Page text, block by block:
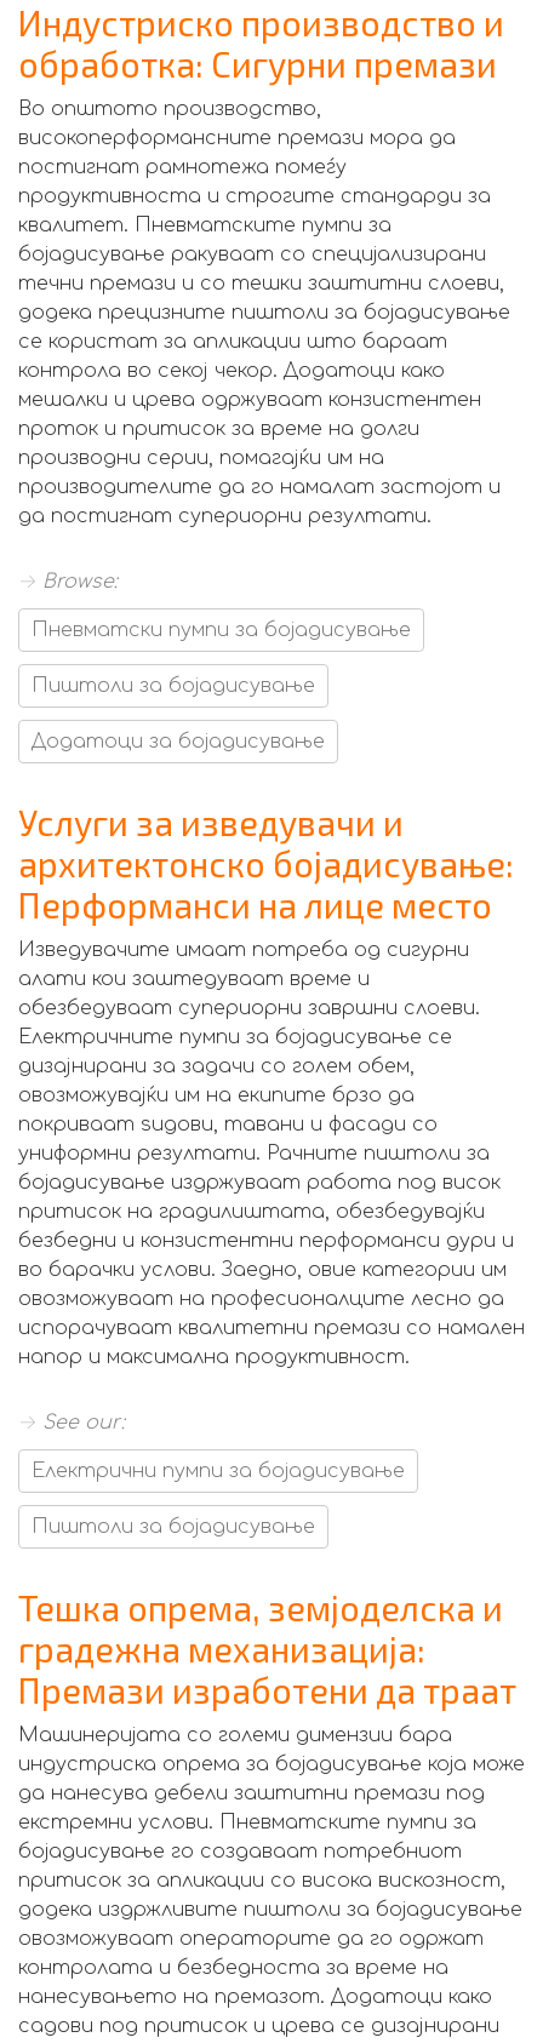
Индустриско производство и
обработка: Сигурни премази
Во општото производство,
високоперформансните премази мора да
постигнат рамнотежа помеѓу
продуктивноста и строгите стандарди за
квалитет. Пневматските пумпи за
бојадисување ракуваат со специјализирани
течни премази и со тешки заштитни слоеви,
додека прецизните пиштоли за бојадисување
се користат за апликации што бараат
контрола во секој чекор. Додатоци како
мешалки и црева одржуваат конзистентен
проток и притисок за време на долги
производни серии, помагајќи им на
производителите да го намалат застојот и
да постигнат супериорни резултати.
→ Browse:
Пневматски пумпи за бојадисување
Пиштоли за бојадисување
Додатоци за бојадисување
Услуги за изведувачи и
архитектонско бојадисување:
Перформанси на лице место
Изведувачите имаат потреба од сигурни
алати кои заштедуваат време и
обезбедуваат супериорни завршни слоеви.
Електричните пумпи за бојадисување се
дизајнирани за задачи со голем обем,
овозможувајќи им на екипите брзо да
покриваат ѕидови, тавани и фасади со
униформни резултати. Рачните пиштоли за
бојадисување издржуваат работа под висок
притисок на градилиштата, обезбедувајќи
безбедни и конзистентни перформанси дури и
во барачки услови. Заедно, овие категории им
овозможуваат на професионалците лесно да
испорачуваат квалитетни премази со намален
напор и максимална продуктивност.
→ See our:
Електрични пумпи за бојадисување
Пиштоли за бојадисување
Тешка опрема, земјоделска и
градежна механизација:
Премази изработени да траат
Машинеријата со големи димензии бара
индустриска опрема за бојадисување која може
да нанесува дебели заштитни премази под
екстремни услови. Пневматските пумпи за
бојадисување го создаваат потребниот
притисок за апликации со висока вискозност,
додека издржливите пиштоли за бојадисување
овозможуваат операторите да го одржат
контролата и безбедноста за време на
нанесувањето на премазот. Додатоци како
садови под притисок и црева се дизајнирани